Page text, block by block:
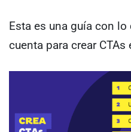
Esta es una guía con
cuenta para crear CTAs